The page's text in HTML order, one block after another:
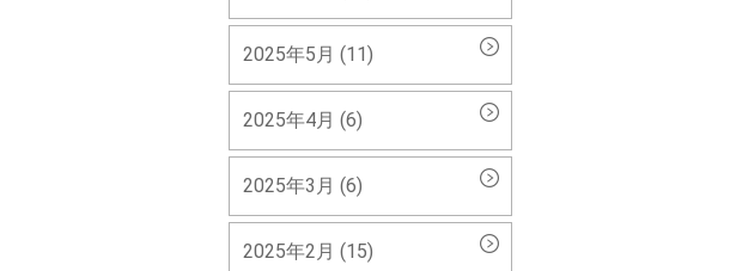
2025年5月 (11)
2025年4月 (6)
2025年3月 (6)
2025年2月 (15)